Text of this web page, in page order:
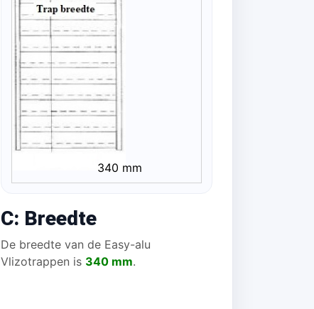
340 mm
C: Breedte
De breedte van de Easy-alu
Vlizotrappen is 340 mm.